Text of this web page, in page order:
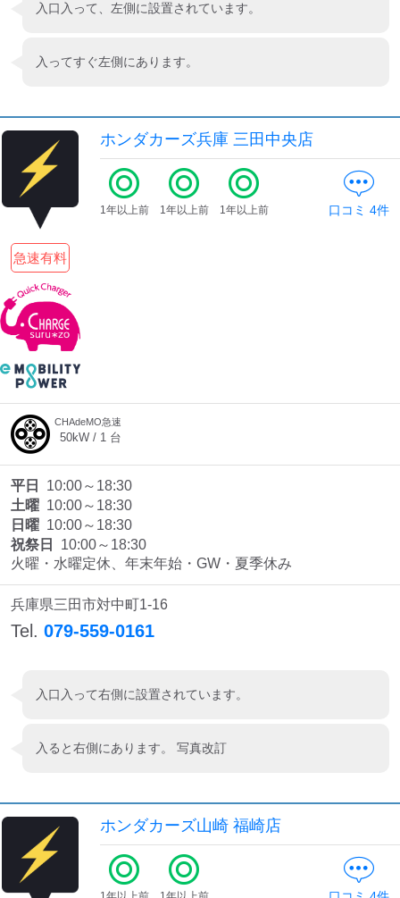
入口入って、左側に設置されています。
入ってすぐ左側にあります。
ホンダカーズ兵庫 三田中央店
急速有料
1年以上前 1年以上前 1年以上前 口コミ 4件
CHAdeMO急速
50kW / 1 台
平日
10:00～18:30
土曜 10:00～18:30
日曜 10:00～18:30
祝祭日
10:00～18:30
火曜・水曜定休、年末年始・GW・夏季休み
兵庫県三田市対中町1-16
Tel. 079-559-0161
入口入って右側に設置されています。
入ると右側にあります。 写真改訂
ホンダカーズ山崎 福崎店